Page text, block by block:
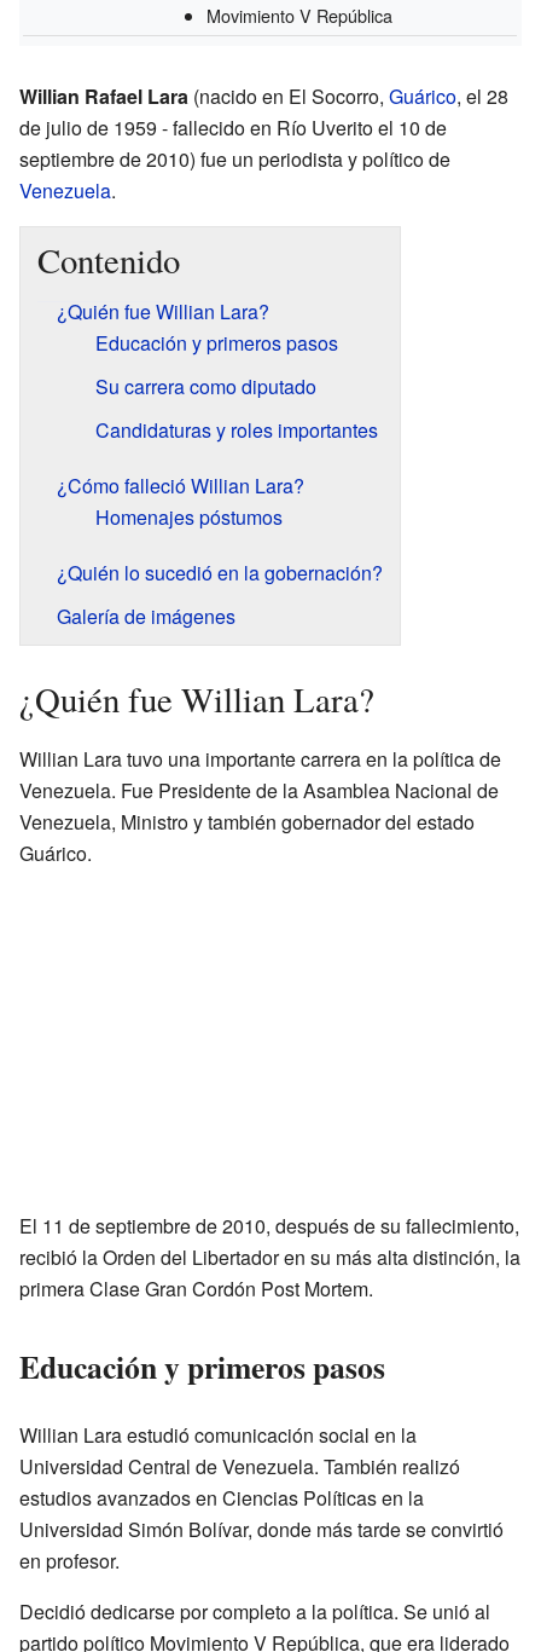
Movimiento V República
Willian Rafael Lara (nacido en El Socorro, Guárico, el 28
de julio de 1959 - fallecido en Río Uverito el 10 de
septiembre de 2010) fue un periodista y político de
Venezuela.
Contenido
¿Quién fue Willian Lara?
Educación y primeros pasos
Su carrera como diputado
Candidaturas y roles importantes
¿Cómo falleció Willian Lara?
Homenajes póstumos
¿Quién lo sucedió en la gobernación?
Galería de imágenes
¿Quién fue Willian Lara?
Willian Lara tuvo una importante carrera en la política de
Venezuela. Fue Presidente de la Asamblea Nacional de
Venezuela, Ministro y también gobernador del estado
Guárico.
El 11 de septiembre de 2010, después de su fallecimiento,
recibió la Orden del Libertador en su más alta distinción, la
primera Clase Gran Cordón Post Mortem.
Educación y primeros pasos
Willian Lara estudió comunicación social en la
Universidad Central de Venezuela. También realizó
estudios avanzados en Ciencias Políticas en la
Universidad Simón Bolívar, donde más tarde se convirtió
en profesor.
Decidió dedicarse por completo a la política. Se unió al
partido político Movimiento V República, que era liderado